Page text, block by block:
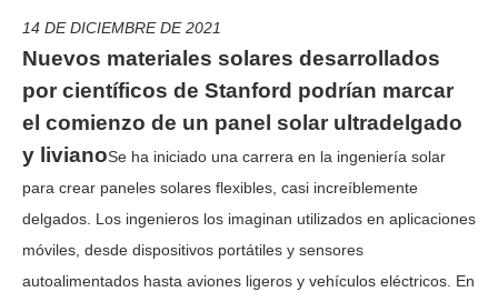
14 DE DICIEMBRE DE 2021
Nuevos materiales solares desarrollados
por científicos de Stanford podrían marcar
el comienzo de un panel solar ultradelgado
y livianoSe ha iniciado una carrera en la ingeniería solar
para crear paneles solares flexibles, casi increíblemente
delgados. Los ingenieros los imaginan utilizados en aplicaciones
móviles, desde dispositivos portátiles y sensores
autoalimentados hasta aviones ligeros y vehículos eléctricos. En